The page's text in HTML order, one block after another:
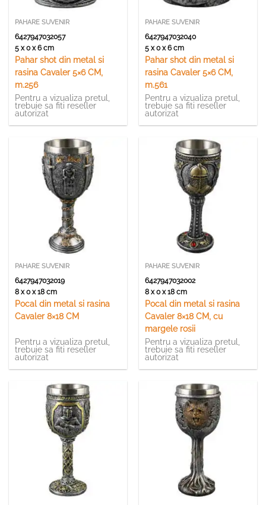
PAHARE SUVENIR
6427947032057
5 x 0 x 6 cm
Pahar shot din metal si
rasina Cavaler 5×6 CM,
m.256
Pentru a vizualiza pretul,
trebuie sa fiti reseller
autorizat
PAHARE SUVENIR
6427947032040
5 x 0 x 6 cm
Pahar shot din metal si
rasina Cavaler 5×6 CM,
m.561
Pentru a vizualiza pretul,
trebuie sa fiti reseller
autorizat
PAHARE SUVENIR
6427947032019
8 x 0 x 18 cm
Pocal din metal si rasina
Cavaler 8×18 CM
Pentru a vizualiza pretul,
trebuie sa fiti reseller
autorizat
PAHARE SUVENIR
6427947032002
8 x 0 x 18 cm
Pocal din metal si rasina
Cavaler 8×18 CM, cu
margele rosii
Pentru a vizualiza pretul,
trebuie sa fiti reseller
autorizat